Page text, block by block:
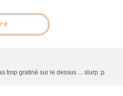
trop gratiné sur le dessus ... slurp :p